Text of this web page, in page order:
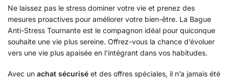
Ne laissez pas le stress dominer votre vie et prenez des
mesures proactives pour améliorer votre bien-être. La Bague
Anti-Stress Tournante est le compagnon idéal pour quiconque
souhaite une vie plus sereine. Offrez-vous la chance d’évoluer
vers une vie plus apaisée en l’intégrant dans vos habitudes.
Avec un achat sécurisé et des offres spéciales, il n’a jamais été